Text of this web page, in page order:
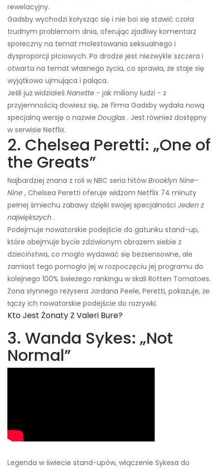
rewelacyjny.
Gadsby wychodzi kołysząc się i nie boi się stawić czoła
trudnym problemom dnia, oferując zjadliwy komentarz
społeczny na temat molestowania seksualnego i
dysproporcji płciowych. Po drodze jest niezwykle szczera i
otwarta na temat własnego życia, co sprawia, że ​​staje się
wyjątkowo ujmująca i paląca.
Jeśli już widziałeś Nanette - jak miliony ludzi - z
przyjemnością dowiesz się, że firma Gadsby wydała nową
specjalną wersję o nazwie Douglas . Jest również dostępny
w serwisie Netflix.
2. Chelsea Peretti: „One of
the Greats”
Najbardziej znana z roli w NBC seria hitów Brooklyn Nine-
Nine , Chelsea Peretti oferuje widzom Netflix 74 minuty
pełnej śmiechu zabawy dzięki swojej specjalności Jeden z
największych .
Podejmuje nowatorskie podejście do gatunku stand-up,
które obejmuje bycie zdziwionym obrazem siebie z
dzieciństwa, co mogło wydawać się bezsensowne, ale
zamiast tego pomogło jej w rozpoczęciu jej programu do
kolejnego 100% świeżego rankingu w skali Rotten Tomatoes.
Żona słynnego reżysera Jordana Peele, Peretti, pokazuje, że
łączy ich nowatorskie podejście do rozrywki.
Kto Jest Żonaty Z Valeri Bure?
3. Wanda Sykes: „Not
Normal”
Legenda w świecie stand-upów, włączenie Sykesa do